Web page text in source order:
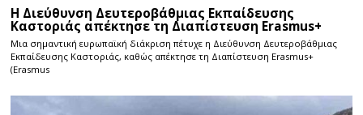
Η Διεύθυνση Δευτεροβάθμιας Εκπαίδευσης
Καστοριάς απέκτησε τη Διαπίστευση Erasmus+
Μια σημαντική ευρωπαϊκή διάκριση πέτυχε η Διεύθυνση Δευτεροβάθμιας
Εκπαίδευσης Καστοριάς, καθώς απέκτησε τη Διαπίστευση Erasmus+
(Erasmus